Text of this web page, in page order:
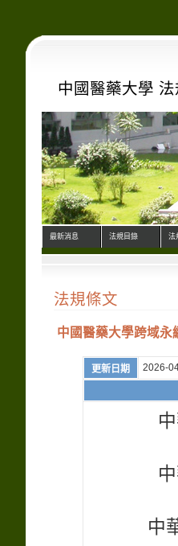
中國醫藥大學
最新消息 法規目錄 法
法規條文
中國醫藥大學跨域永
更新日期 2026-
中